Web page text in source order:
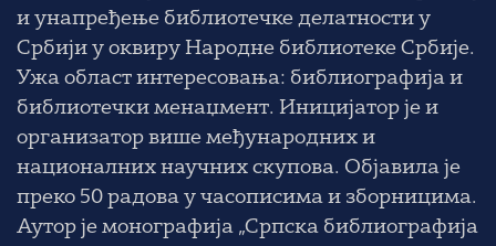
и унапређење библиотечке делатности у
Србији у оквиру Народне библиотеке Србије.
Ужа област интересовања: библиографија и
библиотечки менаџмент. Иницијатор је и
организатор више међународних и
националних научних скупова. Објавила је
преко 50 радова у часописима и зборницима.
Аутор је монографија „Српска библиографија